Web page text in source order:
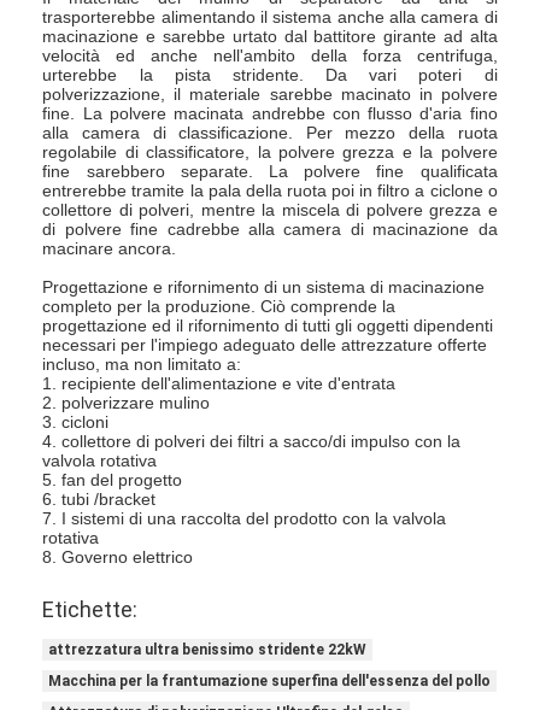
Casa
Prodotti
Chi siamo
Fatory Tour
Controllo di qualità
Contattaci
notizie
Tutti i casi
Essiccatore di spruzzo centrifugo ad alta velocità
Essiccatore a letto fluidizzato di vibrazione
Essiccatore di vuoto di microonda
Essiccatore di spruzzo di pressione
trasporterebbe alimentando il sistema anche alla camera di
macinazione e sarebbe urtato dal battitore girante ad alta
velocità ed anche nell'ambito della forza centrifuga,
urterebbe la pista stridente. Da vari poteri di
polverizzazione, il materiale sarebbe macinato in polvere
fine. La polvere macinata andrebbe con flusso d'aria fino
alla camera di classificazione. Per mezzo della ruota
regolabile di classificatore, la polvere grezza e la polvere
fine sarebbero separate. La polvere fine qualificata
entrerebbe tramite la pala della ruota poi in filtro a ciclone o
collettore di polveri, mentre la miscela di polvere grezza e
di polvere fine cadrebbe alla camera di macinazione da
macinare ancora.
Progettazione e rifornimento di un sistema di macinazione
completo per la produzione. Ciò comprende la
progettazione ed il rifornimento di tutti gli oggetti dipendenti
necessari per l'impiego adeguato delle attrezzature offerte
incluso, ma non limitato a:
1. recipiente dell'alimentazione e vite d'entrata
2. polverizzare mulino
3. cicloni
4. collettore di polveri dei filtri a sacco/di impulso con la
valvola rotativa
5. fan del progetto
6. tubi /bracket
7. I sistemi di una raccolta del prodotto con la valvola
rotativa
8. Governo elettrico
Etichette:
attrezzatura ultra benissimo stridente 22kW
Macchina per la frantumazione superfina dell'essenza del pollo